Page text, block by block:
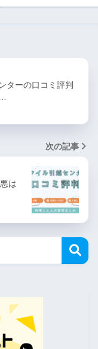
ターの口コミ評判
次の記事
は